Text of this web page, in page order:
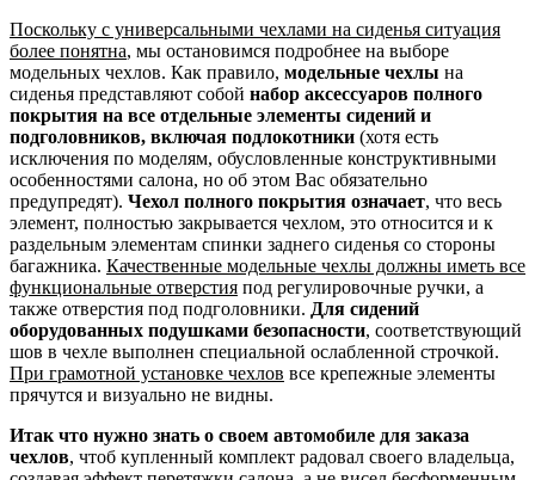
Поскольку с универсальными чехлами на сиденья ситуация
более понятна, мы остановимся подробнее на выборе
модельных чехлов. Как правило, модельные чехлы на
сиденья представляют собой набор аксессуаров полного
покрытия на все отдельные элементы сидений и
подголовников, включая подлокотники (хотя есть
исключения по моделям, обусловленные конструктивными
особенностями салона, но об этом Вас обязательно
предупредят). Чехол полного покрытия означает, что весь
элемент, полностью закрывается чехлом, это относится и к
раздельным элементам спинки заднего сиденья со стороны
багажника. Качественные модельные чехлы должны иметь все
функциональные отверстия под регулировочные ручки, а
также отверстия под подголовники. Для сидений
оборудованных подушками безопасности, соответствующий
шов в чехле выполнен специальной ослабленной строчкой.
При грамотной установке чехлов все крепежные элементы
прячутся и визуально не видны.
Итак что нужно знать о своем автомобиле для заказа
чехлов, чтоб купленный комплект радовал своего владельца,